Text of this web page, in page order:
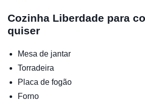
Cozinha Liberdade para
quiser
Mesa de jantar
Torradeira
Placa de fogão
Forno